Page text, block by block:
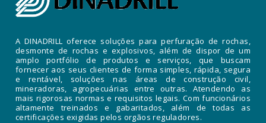
A DINADRILL oferece soluções para perfuração de rochas,
desmonte de rochas e explosivos, além de dispor de um
amplo portfólio de produtos e serviços, que buscam
fornecer aos seus clientes de forma simples, rápida, segura
e rentável, soluções nas áreas de construção civil,
mineradoras, agropecuárias entre outras. Atendendo as
mais rigorosas normas e requisitos legais. Com funcionários
altamente treinados e gabaritados, além de todas as
certificações exigidas pelos orgãos reguladores.